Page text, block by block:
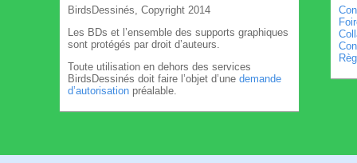
BirdsDessinés, Copyright 2014
Les BDs et l’ensemble des supports graphiques
sont protégés par droit d’auteurs.
Toute utilisation en dehors des services
BirdsDessinés doit faire l’objet d’une demande
d’autorisation préalable.